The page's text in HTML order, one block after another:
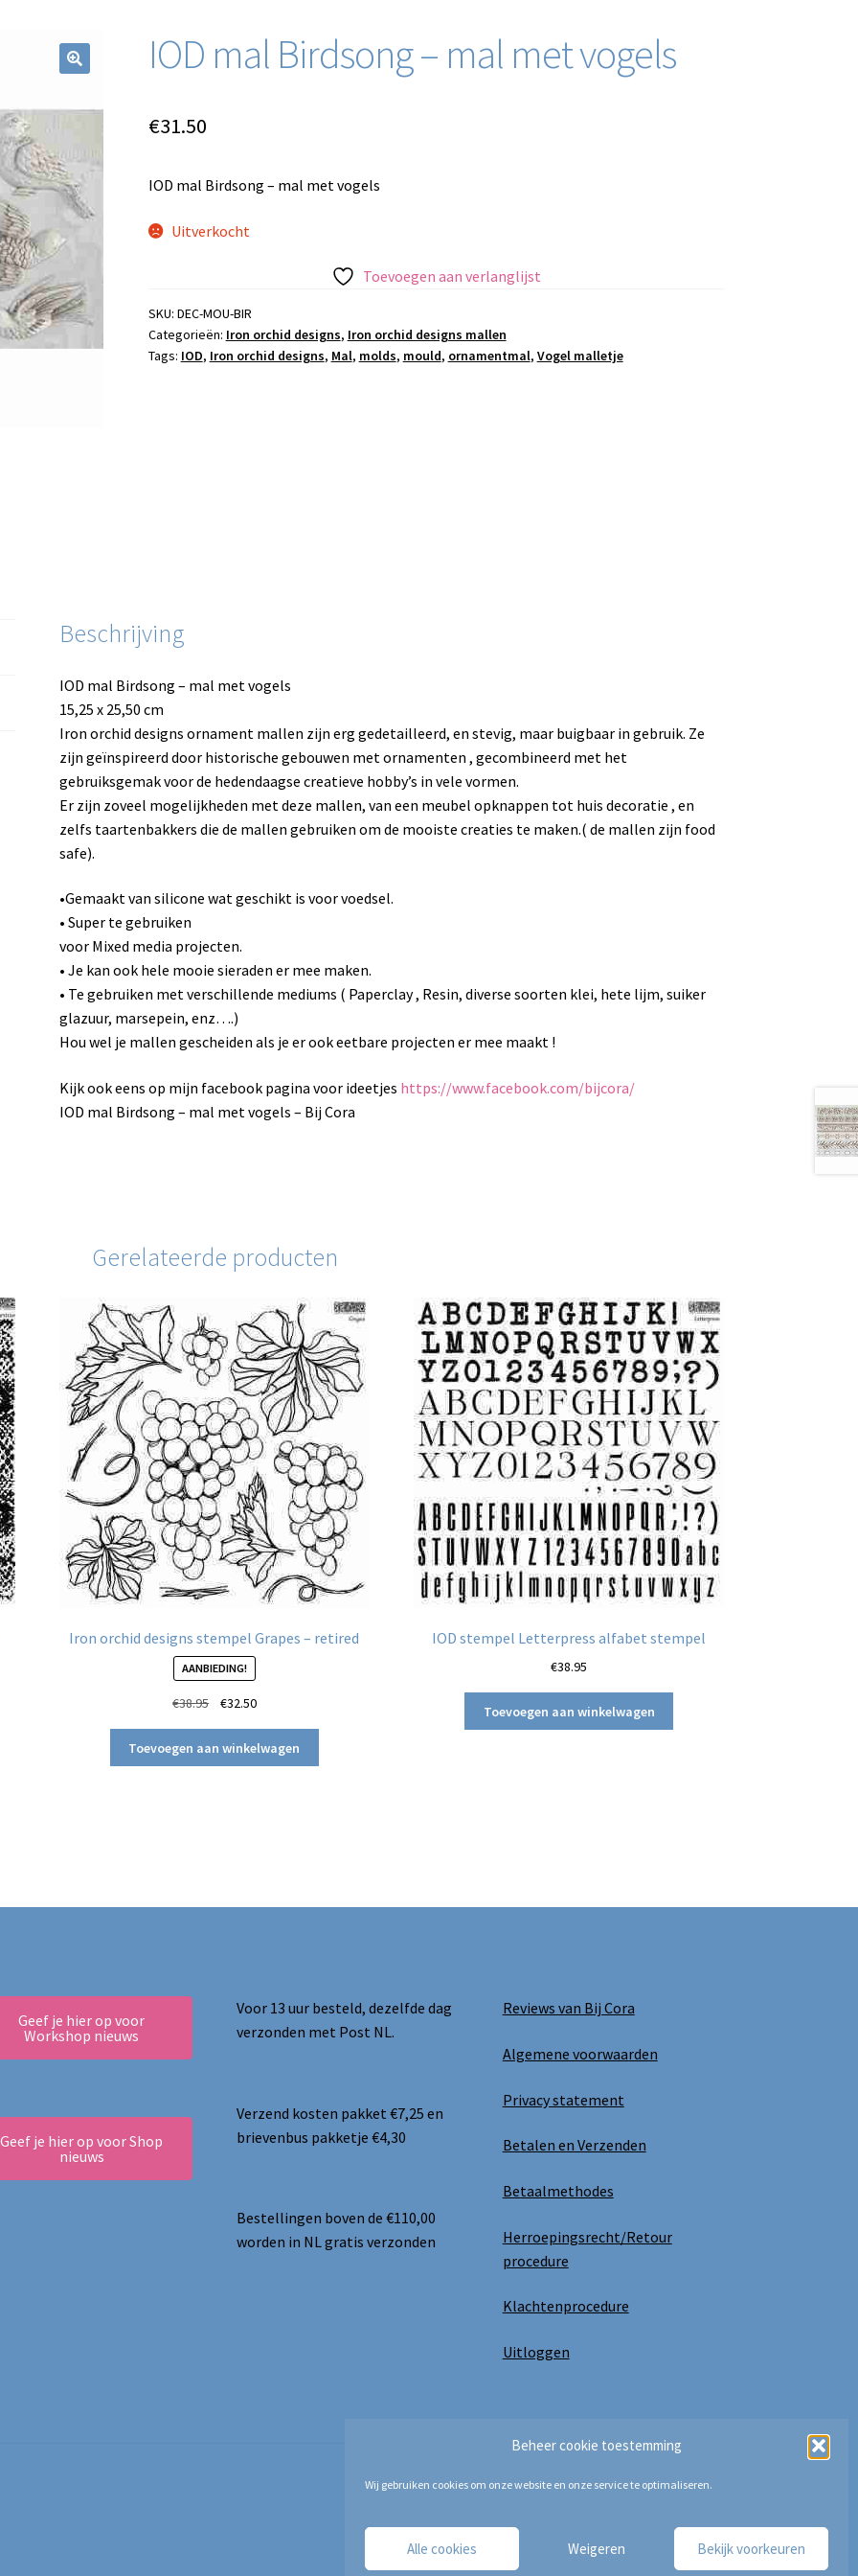
Beheer cookie toestemming
Wij gebruiken cookies om onze website en onze service te optimaliseren.
Alle cookies Weigeren Bekijk voorkeuren
IOD mal Birdsong – mal met vogels
€31.50
IOD mal Birdsong – mal met vogels
Uitverkocht
Toevoegen aan verlanglijst
SKU: DEC-MOU-BIR
Categorieën: Iron orchid designs, Iron orchid designs mallen
Tags: IOD, Iron orchid designs, Mal, molds, mould, ornamentmal, Vogel malletje
Beschrijving
IOD mal Birdsong – mal met vogels
15,25 x 25,50 cm
Iron orchid designs ornament mallen zijn erg gedetailleerd, en stevig, maar buigbaar in gebruik. Ze
zijn geïnspireerd door historische gebouwen met ornamenten , gecombineerd met het
gebruiksgemak voor de hedendaagse creatieve hobby’s in vele vormen.
Er zijn zoveel mogelijkheden met deze mallen, van een meubel opknappen tot huis decoratie , en
zelfs taartenbakkers die de mallen gebruiken om de mooiste creaties te maken.( de mallen zijn food
safe).
•Gemaakt van silicone wat geschikt is voor voedsel.
• Super te gebruiken
voor Mixed media projecten.
• Je kan ook hele mooie sieraden er mee maken.
• Te gebruiken met verschillende mediums ( Paperclay , Resin, diverse soorten klei, hete lijm, suiker
glazuur, marsepein, enz….)
Hou wel je mallen gescheiden als je er ook eetbare projecten er mee maakt !
Kijk ook eens op mijn facebook pagina voor ideetjes https://www.facebook.com/bijcora/
IOD mal Birdsong – mal met vogels – Bij Cora
Gerelateerde producten
Iron orchid designs stempel Grapes – retired
AANBIEDING!
€38.95
Oorspronkelijke
was:
€38.95.
€32.50Huidige
is:
€32.50.
Toevoegen aan winkelwagen
IOD stempel Letterpress alfabet stempel
€38.95
Toevoegen aan winkelwagen
Geef je hier op voor
Workshop nieuws
Geef je hier op voor Shop
nieuws
Voor 13 uur besteld, dezelfde dag
verzonden met Post NL.
Verzend kosten pakket €7,25 en
brievenbus pakketje €4,30
Bestellingen boven de €110,00
worden in NL gratis verzonden
Reviews van Bij Cora
Algemene voorwaarden
Privacy statement
Betalen en Verzenden
Betaalmethodes
Herroepingsrecht/Retour
procedure
Klachtenprocedure
Uitloggen